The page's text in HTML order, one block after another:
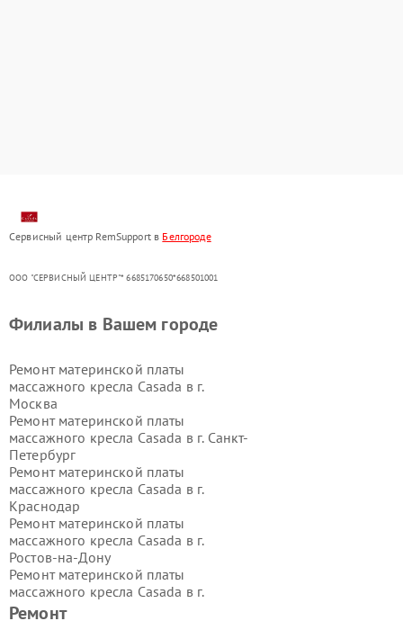
Сервисный центр RemSupport в Белгороде
ООО "СЕРВИСНЫЙ ЦЕНТР"* 6685170650*668501001
Ремонт
Филиалы в Вашем городе
Ремонт материнской платы
массажного кресла Casada в г.
Москва
Ремонт материнской платы
массажного кресла Casada в г. Санкт-
Петербург
Ремонт материнской платы
массажного кресла Casada в г.
Краснодар
Ремонт материнской платы
массажного кресла Casada в г.
Ростов-на-Дону
Ремонт материнской платы
массажного кресла Casada в г.
Нижний Новгород